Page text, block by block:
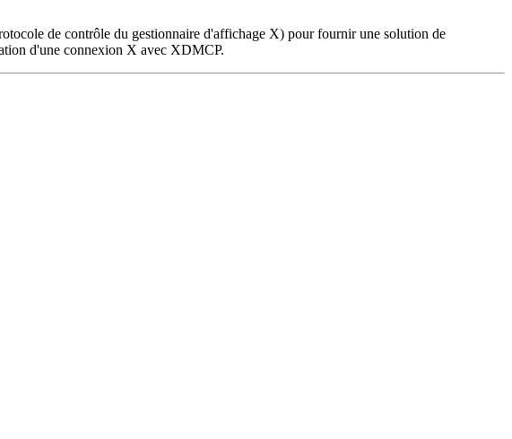
de contrôle du gestionnaire d'affichage X) pour fournir une solution de
d'une connexion X avec XDMCP.